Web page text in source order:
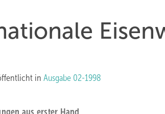
in Ausgabe 02-1998
aus erster Hand